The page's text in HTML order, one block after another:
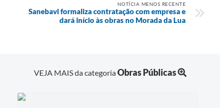
NOTÍCIA MENOS RECENTE
Sanebavi formaliza contratação com empresa e
dará início às obras no Morada da Lua
VEJA MAIS da categoriaObras Públicas